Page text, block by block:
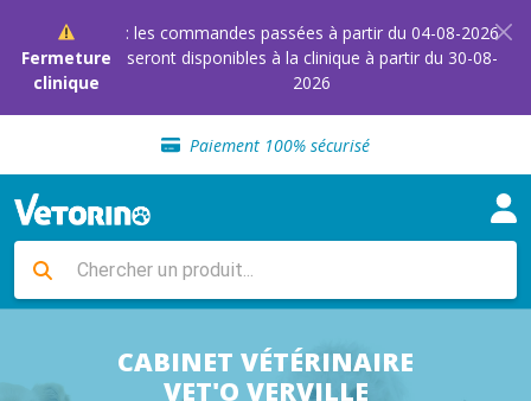
Fermeture
clinique
: les commandes passées à partir du 04-08-2026
seront disponibles à la clinique à partir du 30-08-
2026
Sélection de croquettes vétérinaire
Paiement 100% sécurisé
Livraison gratuite en clinique vétérinaire
Sélection de croquettes vétérinaire
Livraison gratuite en clinique vétérinaire
Retour gratuit en clinique
CABINET VÉTÉRINAIRE
VET'O VERVILLE